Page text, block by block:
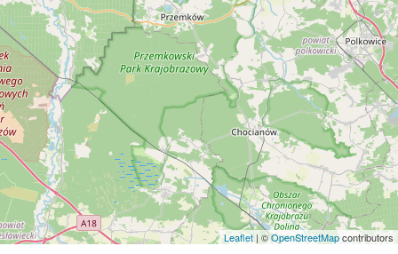
Leaflet | ©OpenStreetMapcontributors